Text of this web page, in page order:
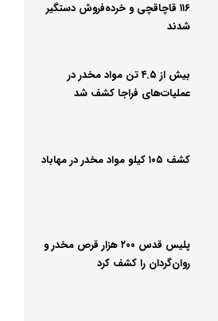
۱۱۶ قاچاقچی و خرده‌فروش دستگیر
شدند
بیش از ۴.۵ تن مواد مخدر در
عملیات‌های فراجا کشف شد
کشف ۱۰۵ کیلو مواد مخدر در مهاباد
پلیس قدس ۲۰۰ هزار قرص مخدر و
روان‌گردان را کشف کرد